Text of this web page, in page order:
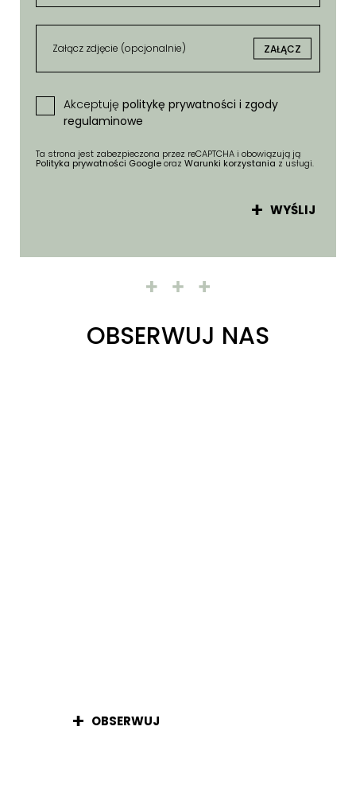
Załącz zdjęcie (opcjonalnie) ZAŁĄCZ
Akceptuję politykę prywatności i zgody
regulaminowe
Ta strona jest zabezpieczona przez reCAPTCHA i obowiązują ją
Polityka prywatności Googleoraz Warunki korzystania z usługi.
WYŚLIJ
OBSERWUJ NAS
OBSERWUJ